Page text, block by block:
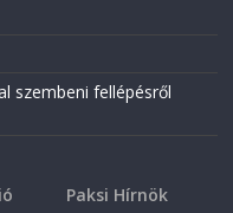
szembeni fellépésről
Paksi Hírnök